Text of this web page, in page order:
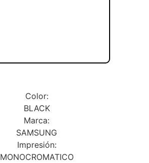
Color:
BLACK
Marca:
SAMSUNG
Impresión:
MONOCROMATICO